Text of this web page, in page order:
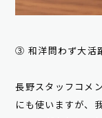
③ 和洋問わず大活
長野スタッフコメ
にも使いますが、